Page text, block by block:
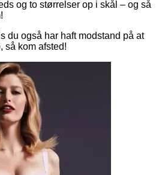
og to størrelser op i skål – og så
du også har haft modstand på at
så kom afsted!